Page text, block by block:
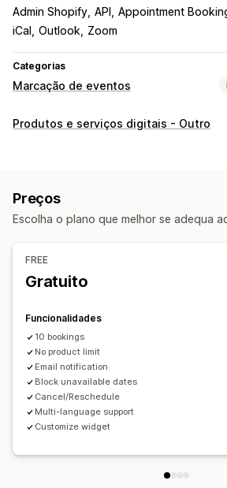
Admin Shopify API Appointment
iCal
Outlook Zoom
Categorias
Marcação de eventos
Tipo de evento
Gestão de reservas
Calendário
Agendamento
Faixas
Limites de capacidade
Check-in de eventos
Notificações por SMS
Pagamentos
Personalização
Páginas de reserva Widget de
Bilhetes personalizados
Formulários
Notificações personalizadas
CSS personalizado
Produtos e serviços digitais - Outro
Preços
Escolha o plano que melhor se adequa
FREE
Gratuito
Funcionalidades
10 bookings
No product limit
Email notification
Block unavailable dates
Cancel/Reschedule
Multi-language support
Customize widget